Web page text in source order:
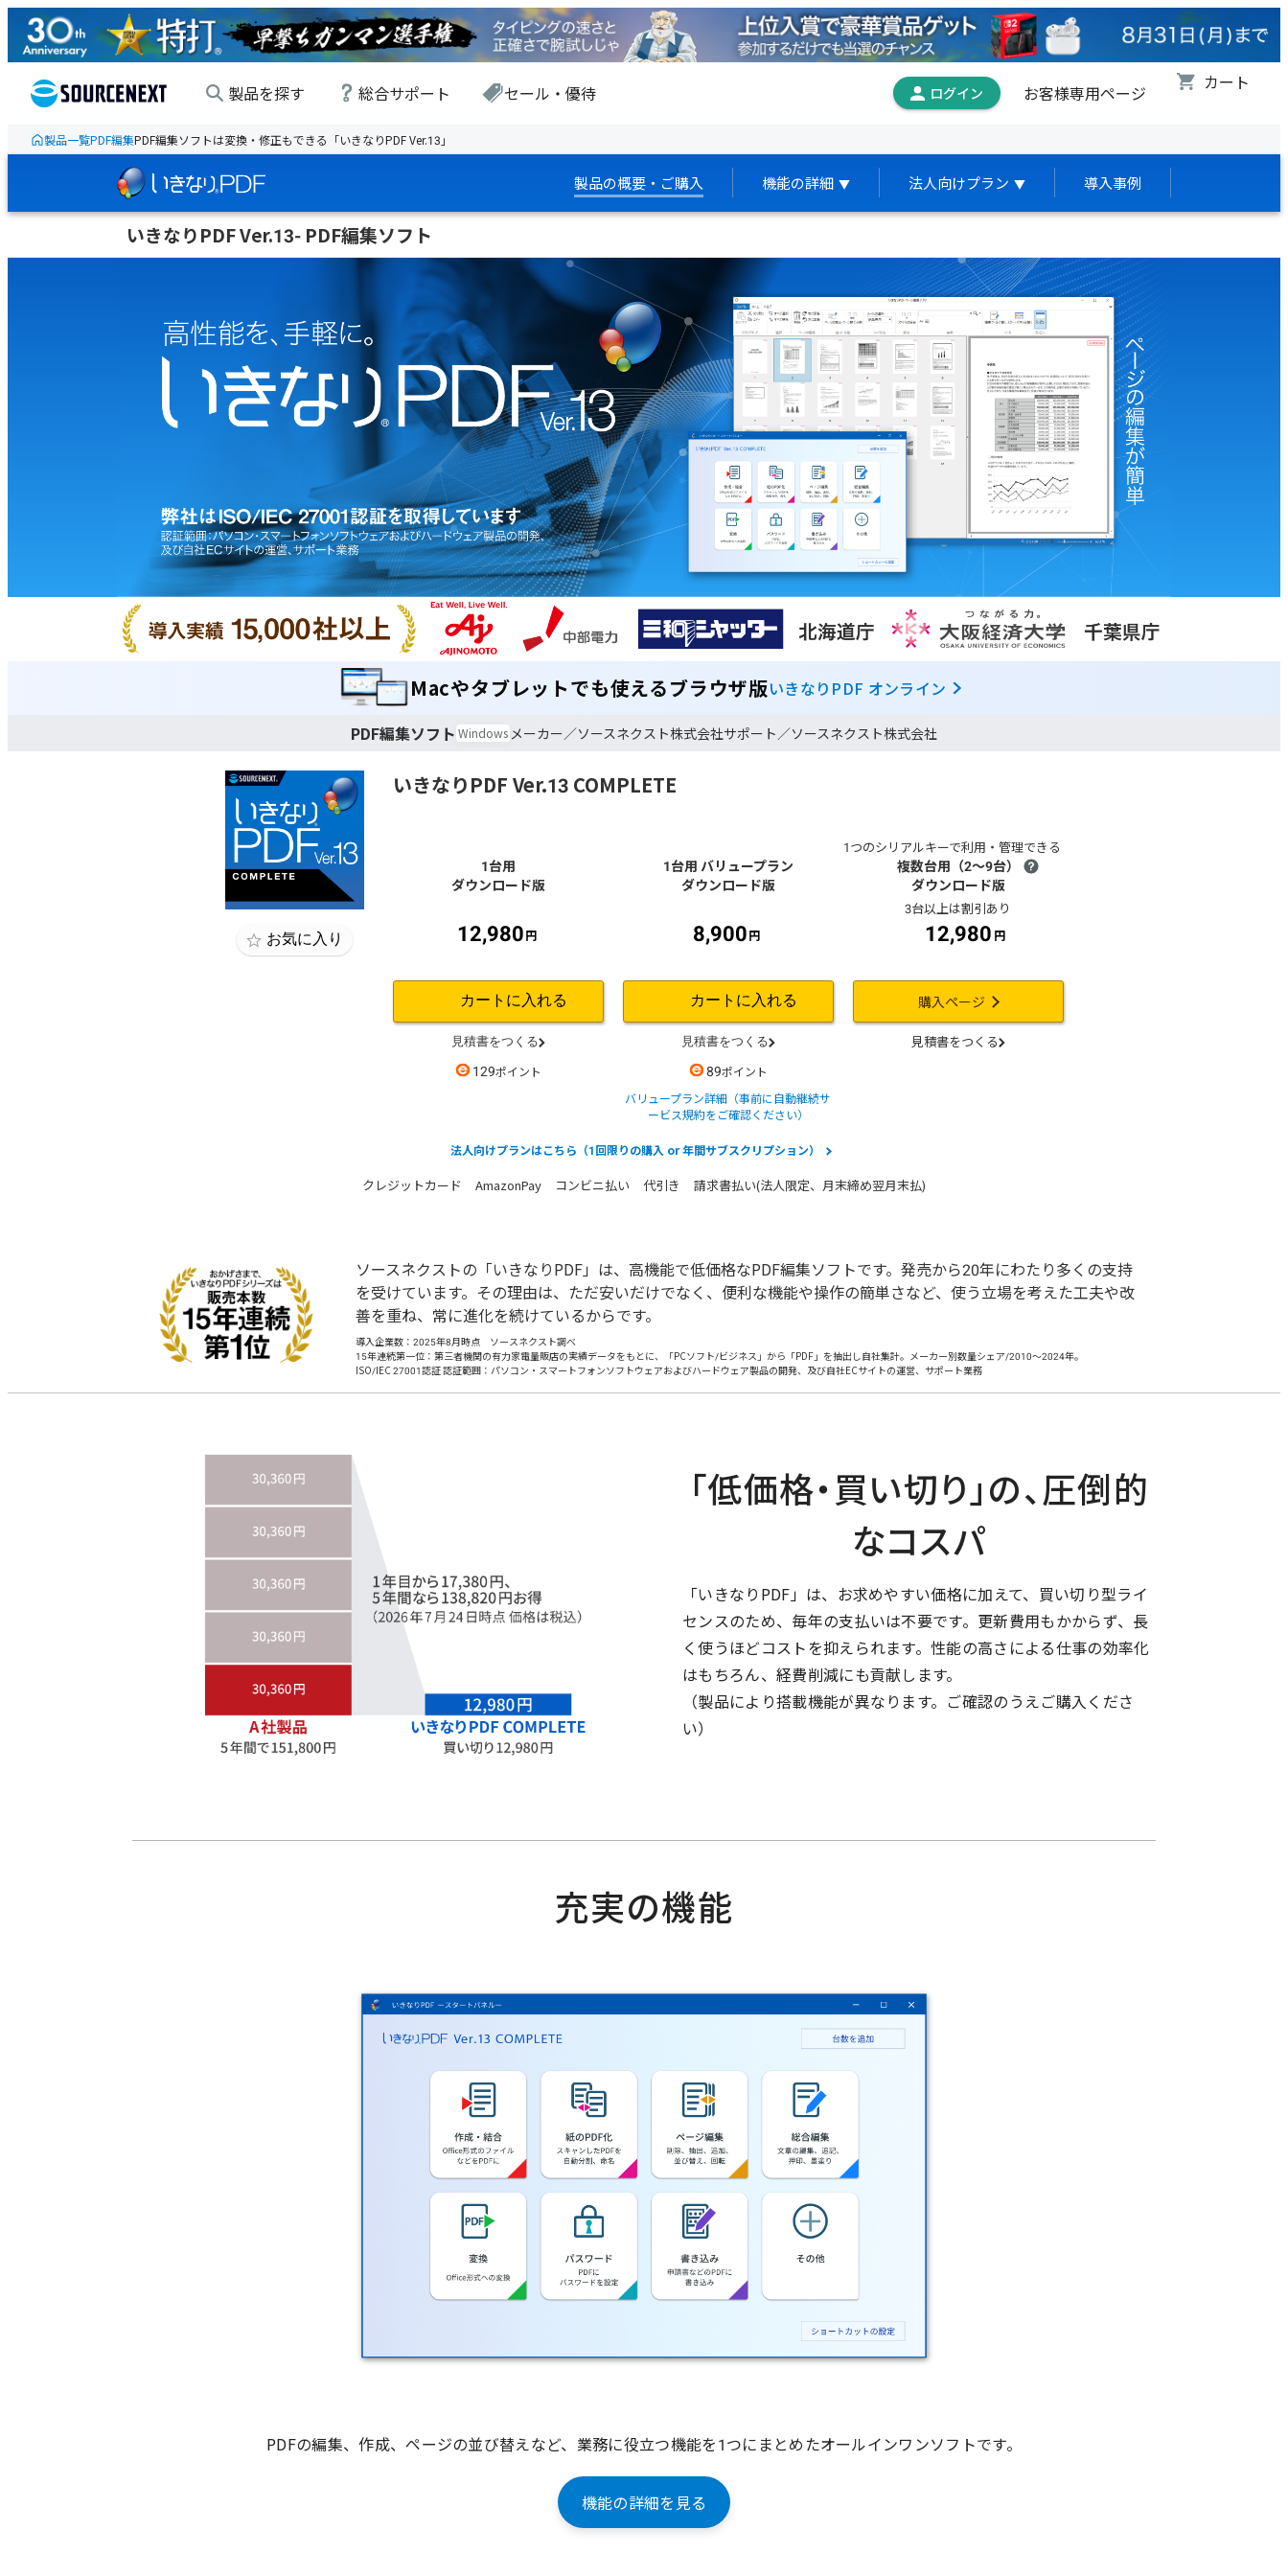
製品を探す 総合サポート セール・優待 お客様専用ページ
製品一覧PDF編集PDF編集ソフトは変換・修正もできる「いきなりPDF Ver.13」
製品の概要・ご購入 機能の詳細 ▼ 法人向けプラン ▼ 導入事例
いきなりPDF Ver.13- PDF編集ソフト
Macやタブレットでも使えるブラウザ版いきなりPDF オンライン
PDF編集ソフト Windows ソースネクスト株式会社 ソースネクスト株式会社
いきなりPDF Ver.13 COMPLETE
12,980
129
8,900
89
バリュープラン詳細（事前に自動継続サ
ービス規約をご確認ください）
12,980
購入ページ
法人向けプランはこちら（1回限りの購入 or 年間サブスクリプション）
請求書払い(法人限定、月末締め翌月末払)
ソースネクストの「いきなりPDF」は、高機能で低価格なPDF編集ソフトです。発売から20年にわたり多くの支持
を受けています。その理由は、ただ安いだけでなく、便利な機能や操作の簡単さなど、使う立場を考えた工夫や改
善を重ね、常に進化を続けているからです。
導入企業数：2025年8月時点 ソースネクスト調べ
15年連続第一位：第三者機関の有力家電量販店の実績データをもとに、「PCソフト/ビジネス」から「PDF」を抽出し自社集計。メーカー別数量シェア/2010～2024年。
ISO/IEC 27001認証 認証範囲：パソコン・スマートフォンソフトウェアおよびハードウェア製品の開発、及び自社ECサイトの運営、サポート業務
「低価格・買い切り」の、圧倒的
なコスパ
「いきなりPDF」は、お求めやすい価格に加えて、買い切り型ライ
センスのため、毎年の支払いは不要です。更新費用もかからず、長
く使うほどコストを抑えられます。性能の高さによる仕事の効率化
はもちろん、経費削減にも貢献します。
（製品により搭載機能が異なります。ご確認のうえご購入くださ
い）
充実の機能
PDFの編集、作成、ページの並び替えなど、業務に役立つ機能を1つにまとめたオールインワンソフトです。
機能の詳細を見る